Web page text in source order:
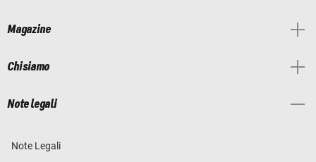
Magazine
Chi siamo
Note legali
Note Legali